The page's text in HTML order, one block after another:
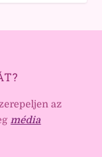
az
média